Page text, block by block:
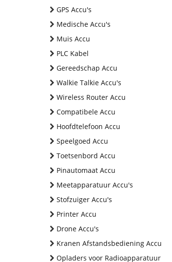
GPS Accu's
Medische Accu's
Muis Accu
PLC Kabel
Gereedschap Accu
Walkie Talkie Accu's
Wireless Router Accu
Compatibele Accu
Hoofdtelefoon Accu
Speelgoed Accu
Toetsenbord Accu
Pinautomaat Accu
Meetapparatuur Accu's
Stofzuiger Accu's
Printer Accu
Drone Accu's
Kranen Afstandsbediening Accu
Opladers voor Radioapparatuur